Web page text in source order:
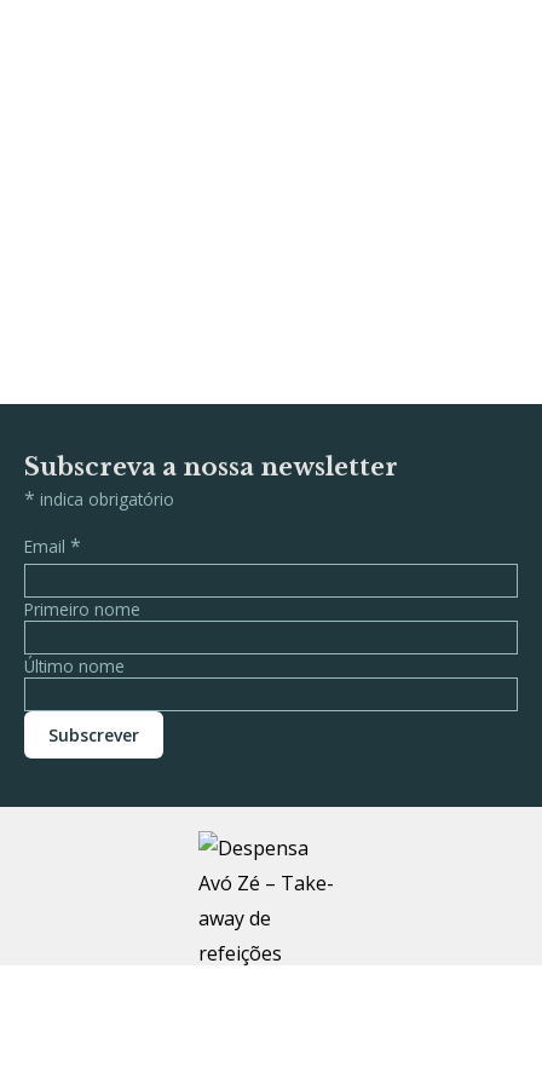
Subscreva a nossa newsletter
* indica obrigatório
Email *
Primeiro nome
Último nome